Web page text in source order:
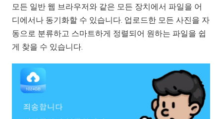
모든 일반 웹 브라우저와 같은 모든 장치에서 파일을 어
디에서나 동기화할 수 있습니다. 업로드한 모든 사진을 자
동으로 분류하고 스마트하게 정렬되어 원하는 파일을 쉽
게 찾을 수 있습니다.